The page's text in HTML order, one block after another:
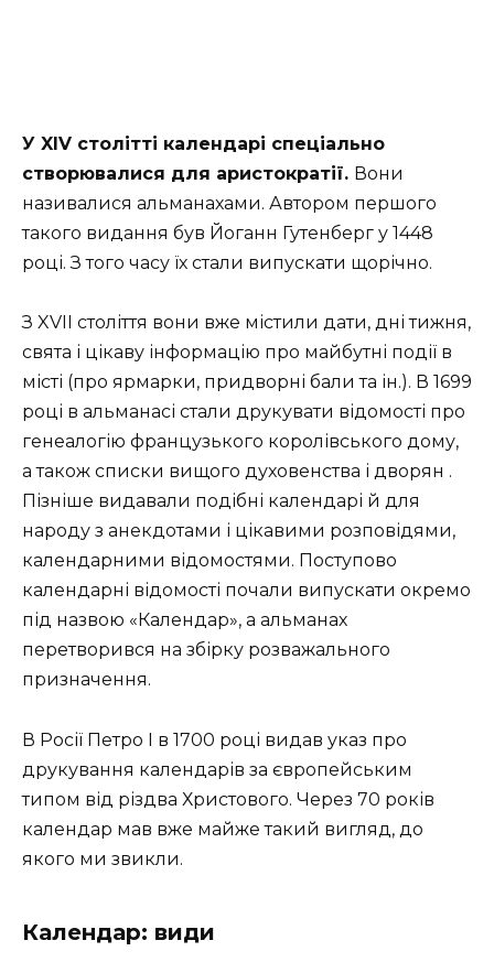
У XIV столітті календарі спеціально
створювалися для аристократії. Вони
називалися альманахами. Автором першого
такого видання був Йоганн Гутенберг у 1448
році. З того часу їх стали випускати щорічно.
З XVII століття вони вже містили дати, дні тижня,
свята і цікаву інформацію про майбутні події в
місті (про ярмарки, придворні бали та ін.). В 1699
році в альманасі стали друкувати відомості про
генеалогію французького королівського дому,
а також списки вищого духовенства і дворян .
Пізніше видавали подібні календарі й для
народу з анекдотами і цікавими розповідями,
календарними відомостями. Поступово
календарні відомості почали випускати окремо
під назвою «Календар», а альманах
перетворився на збірку розважального
призначення.
В Росії Петро I в 1700 році видав указ про
друкування календарів за європейським
типом від різдва Христового. Через 70 років
календар мав вже майже такий вигляд, до
якого ми звикли.
Календар: види